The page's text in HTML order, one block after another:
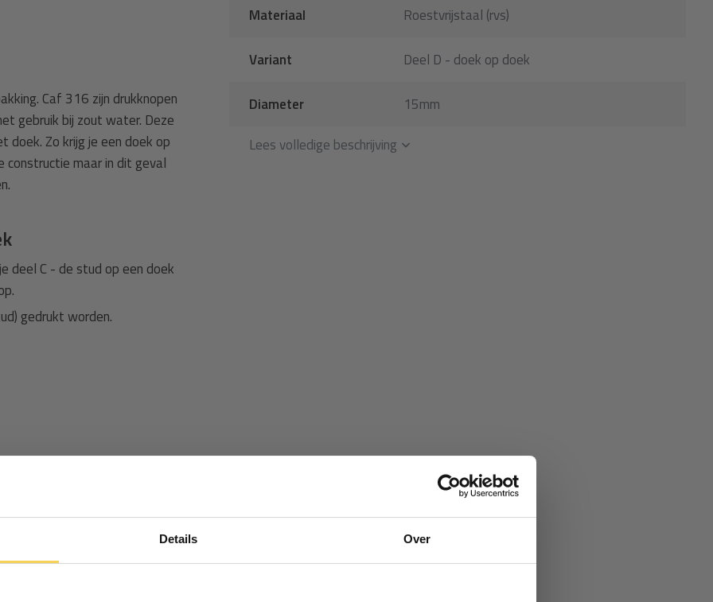
Details Over
Caf 316 zijn drukknopen
gebruik bij zout water. Deze
Zo krijg je een doek op
maar in dit geval
deel C - de stud op een doek
gedrukt worden.
van deel D. Met de
met deel C. De
(54)
drukkers rvs (4)
Materiaal Roestvrijstaal (rvs)
Variant Deel D - doek op doek
Diameter
15mm
Lees volledige beschrijving
Ontvang €5,- korting!
ontvang €5,- welkomstkorting!